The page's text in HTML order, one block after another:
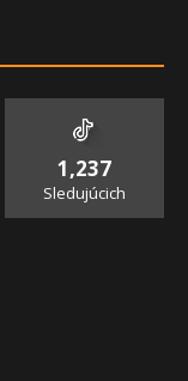
1,237
Sledujúcich